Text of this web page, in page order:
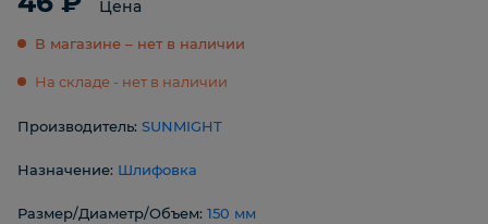
Цена
В магазине – нет в наличии
На складе - нет в наличии
Производитель: SUNMIGHT
Назначение: Шлифовка
Размер/Диаметр/Объем: 150 мм